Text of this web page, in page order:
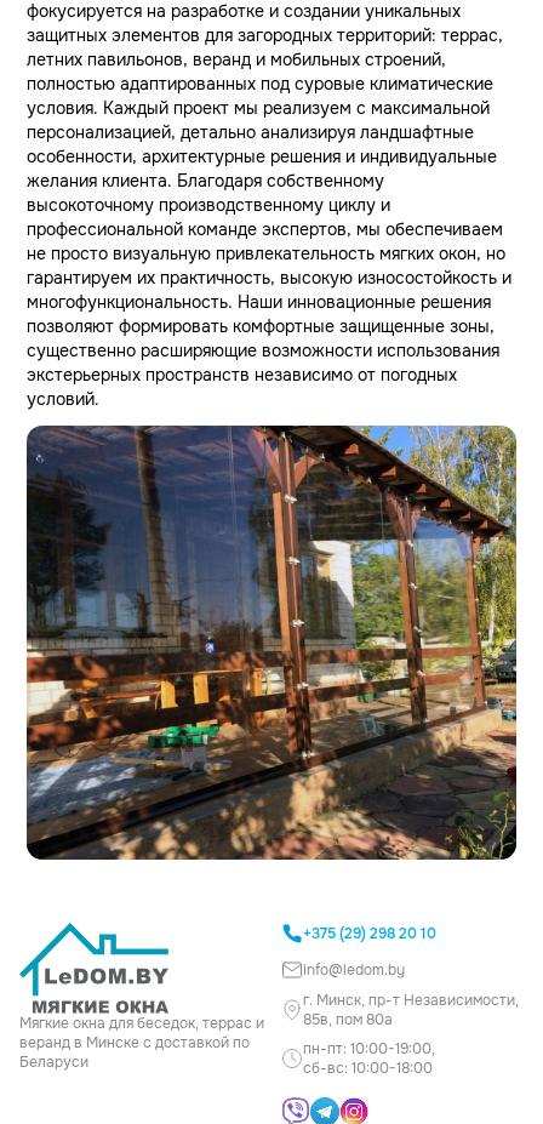
фокусируется на разработке и создании уникальных
защитных элементов для загородных территорий: террас,
летних павильонов, веранд и мобильных строений,
полностью адаптированных под суровые климатические
условия. Каждый проект мы реализуем с максимальной
персонализацией, детально анализируя ландшафтные
особенности, архитектурные решения и индивидуальные
желания клиента. Благодаря собственному
высокоточному производственному циклу и
профессиональной команде экспертов, мы обеспечиваем
не просто визуальную привлекательность мягких окон, но
гарантируем их практичность, высокую износостойкость и
многофункциональность. Наши инновационные решения
позволяют формировать комфортные защищенные зоны,
существенно расширяющие возможности использования
экстерьерных пространств независимо от погодных
условий.
Мягкие окна для беседок, террас и
веранд в Минске с доставкой по
Беларуси
+375 (29) 298 20 10
info@ledom.by
г. Минск, пр-т Независимости,
85в, пом 80а
пн-пт: 10:00-19:00,
сб-вс: 10:00-18:00